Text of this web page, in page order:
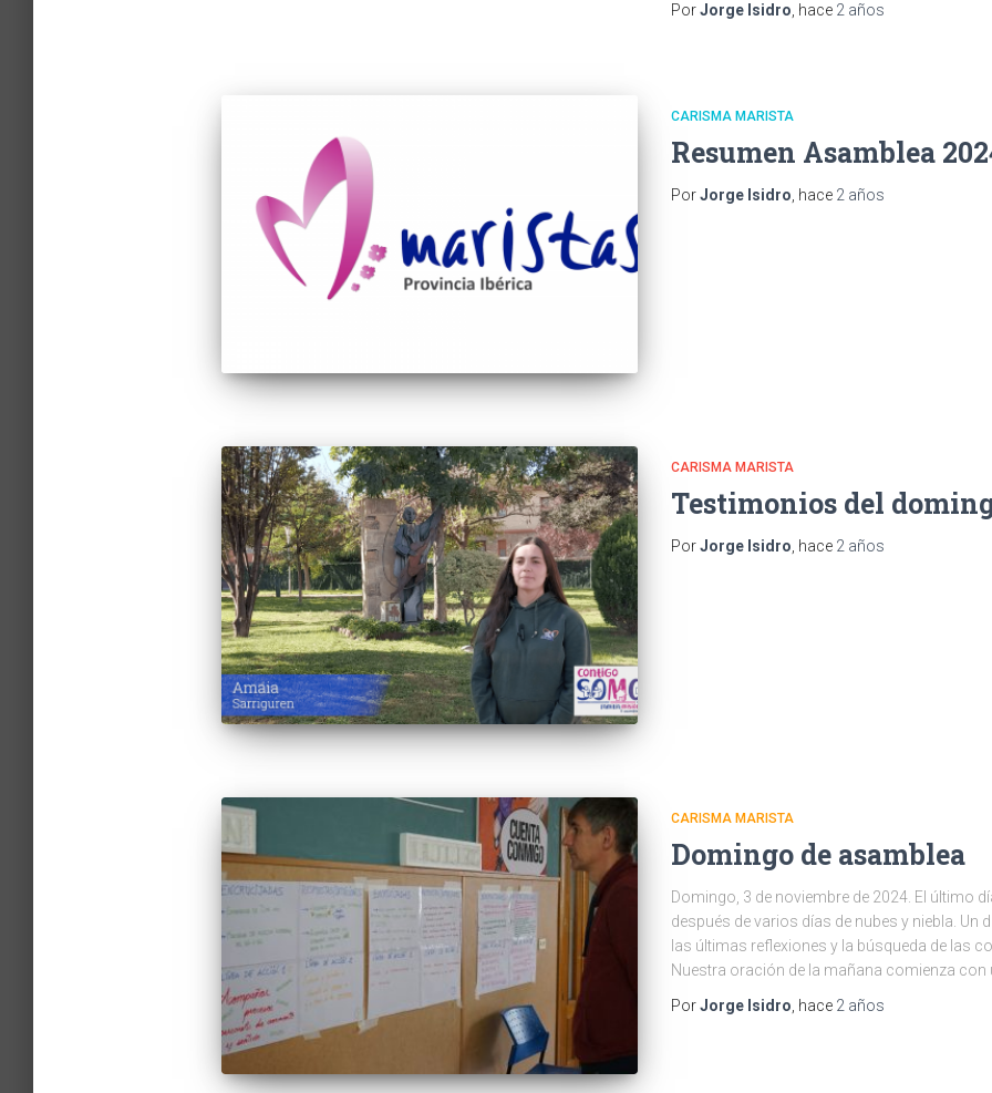
PorJorge Isidro , hace 2 años
CARISMA MARISTA
Resumen Asamblea
PorJorge Isidro , hace 2 años
CARISMA MARISTA
Testimonios del
PorJorge Isidro , hace 2 años
CARISMA MARISTA
Domingo de asamblea
Domingo, 3 de noviembre de 2024. El último
después de varios días de nubes y niebla.
las últimas reflexiones y la búsqueda de las
Nuestra oración de la mañana comienza con
PorJorge Isidro , hace 2 años